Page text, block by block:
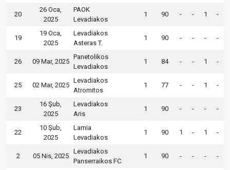
20
26 Oca,
2025
PAOK
Levadiakos
1 90 - - 1 -
19
19 Oca,
2025
Levadiakos
Asteras T.
1 90 - - - -
26 09 Mar, 2025
Panetolikos
Levadiakos
1 84 - - 1 -
25 02 Mar, 2025
Levadiakos
Atromitos
1 77 - - 1 -
23
16 Şub,
2025
Levadiakos
Aris
1 90 - - - -
22
10 Şub,
2025
Lamia
Levadiakos
1 90 1 - 1 -
2 05 Nis, 2025
Levadiakos
Panserraikos FC
1 90 - - - -